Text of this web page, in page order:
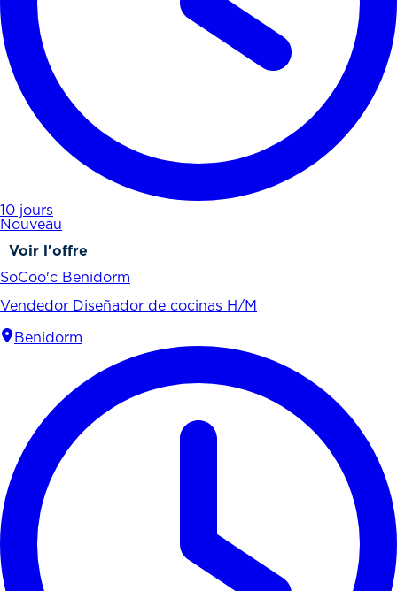
10 jours
Nouveau
Voir l'offre
SoCoo'c Benidorm
Vendedor Diseñador de cocinas H/M
Benidorm